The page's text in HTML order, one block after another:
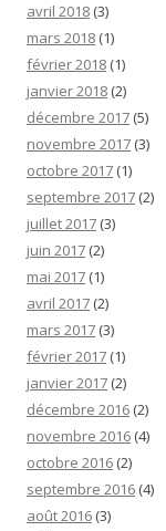
avril 2018 (3)
mars 2018 (1)
février 2018 (1)
janvier 2018 (2)
décembre 2017 (5)
novembre 2017 (3)
octobre 2017 (1)
septembre 2017 (2)
juillet 2017 (3)
juin 2017 (2)
mai 2017 (1)
avril 2017 (2)
mars 2017 (3)
février 2017 (1)
janvier 2017 (2)
décembre 2016 (2)
novembre 2016 (4)
octobre 2016 (2)
septembre 2016 (4)
août 2016 (3)